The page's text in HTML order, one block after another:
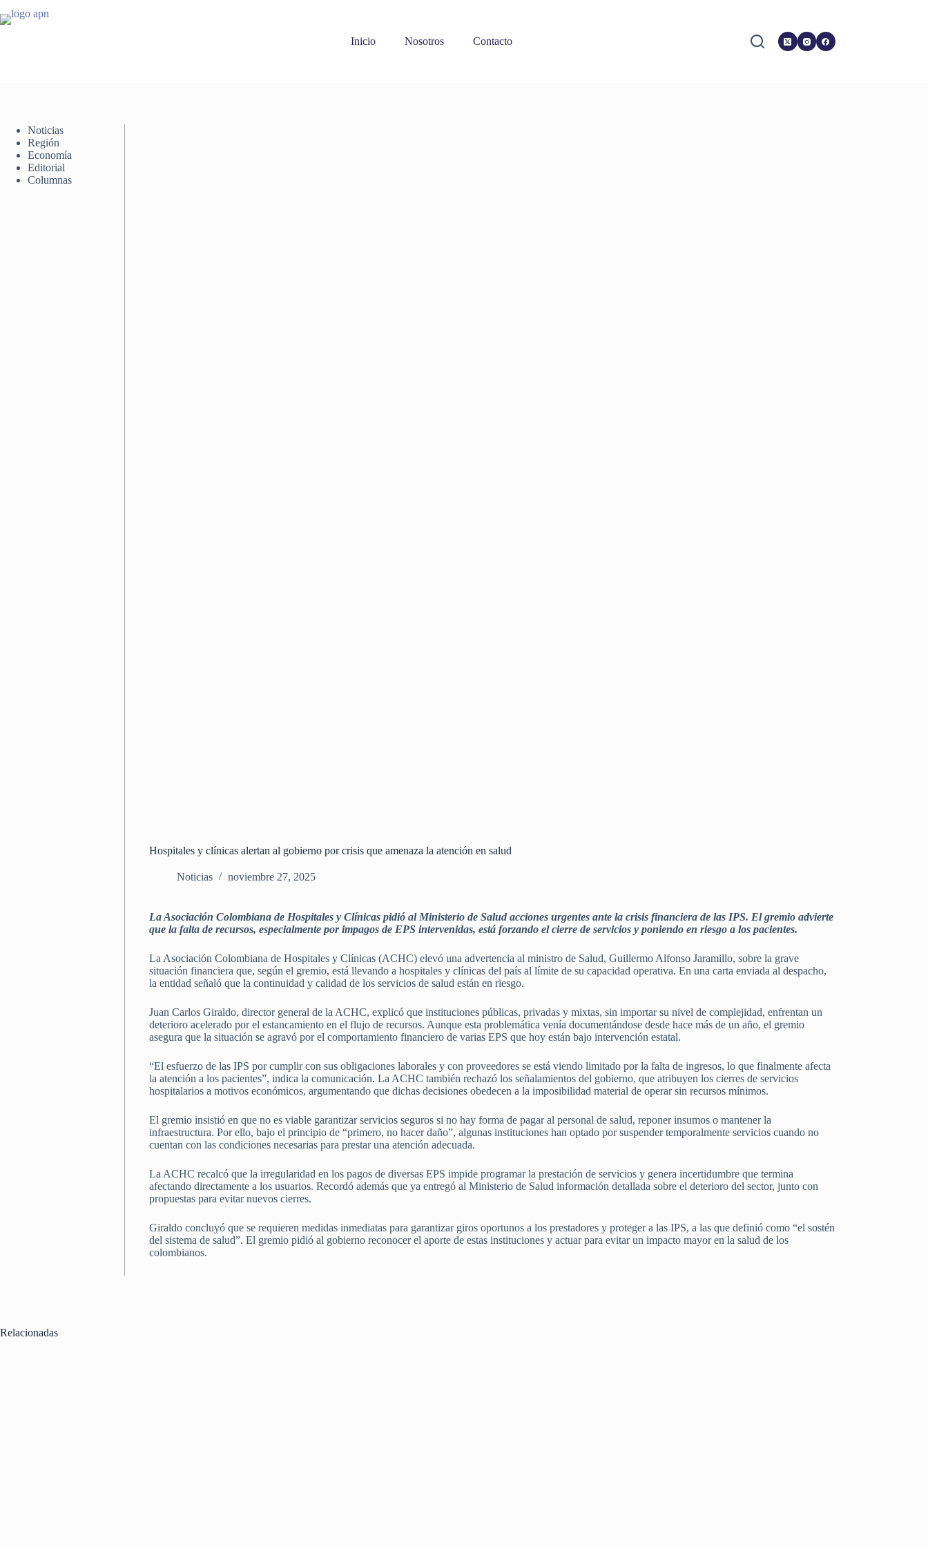
al
Inicio
Nosotros Contacto
Hospitales y clínicas alertan al gobierno por crisis que amenaza la atención en salud
Noticias noviembre 27, 2025
La Asociación Colombiana de Hospitales y Clínicas pidió al Ministerio de Salud acciones urgentes ante la crisis financiera de las IPS. El gremio advierte
que la falta de recursos, especialmente por impagos de EPS intervenidas, está forzando el cierre de servicios y poniendo en riesgo a los pacientes.
La Asociación Colombiana de Hospitales y Clínicas (ACHC) elevó una advertencia al ministro de Salud, Guillermo Alfonso Jaramillo, sobre la grave
situación financiera que, según el gremio, está llevando a hospitales y clínicas del país al límite de su capacidad operativa. En una carta enviada al despacho,
la entidad señaló que la continuidad y calidad de los servicios de salud están en riesgo.
Juan Carlos Giraldo, director general de la ACHC, explicó que instituciones públicas, privadas y mixtas, sin importar su nivel de complejidad, enfrentan un
deterioro acelerado por el estancamiento en el flujo de recursos. Aunque esta problemática venía documentándose desde hace más de un año, el gremio
asegura que la situación se agravó por el comportamiento financiero de varias EPS que hoy están bajo intervención estatal.
“El esfuerzo de las IPS por cumplir con sus obligaciones laborales y con proveedores se está viendo limitado por la falta de ingresos, lo que finalmente afecta
la atención a los pacientes”, indica la comunicación. La ACHC también rechazó los señalamientos del gobierno, que atribuyen los cierres de servicios
hospitalarios a motivos económicos, argumentando que dichas decisiones obedecen a la imposibilidad material de operar sin recursos mínimos.
El gremio insistió en que no es viable garantizar servicios seguros si no hay forma de pagar al personal de salud, reponer insumos o mantener la
infraestructura. Por ello, bajo el principio de “primero, no hacer daño”, algunas instituciones han optado por suspender temporalmente servicios cuando no
cuentan con las condiciones necesarias para prestar una atención adecuada.
La ACHC recalcó que la irregularidad en los pagos de diversas EPS impide programar la prestación de servicios y genera incertidumbre que termina
afectando directamente a los usuarios. Recordó además que ya entregó al Ministerio de Salud información detallada sobre el deterioro del sector, junto con
propuestas para evitar nuevos cierres.
Giraldo concluyó que se requieren medidas inmediatas para garantizar giros oportunos a los prestadores y proteger a las IPS, a las que definió como “el sostén
del sistema de salud”. El gremio pidió al gobierno reconocer el aporte de estas instituciones y actuar para evitar un impacto mayor en la salud de los
colombianos.
Noticias
Región
Economía
Editorial
Columnas
Relacionadas